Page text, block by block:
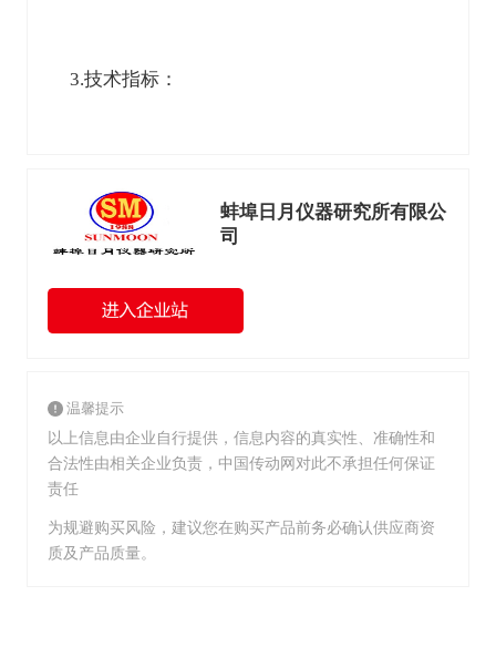
3.技术指标：
蚌埠日月仪器研究所有限公
司
温馨提示
以上信息由企业自行提供，信息内容的真实性、准确性和
合法性由相关企业负责，中国传动网对此不承担任何保证
责任
为规避购买风险，建议您在购买产品前务必确认供应商资
质及产品质量。